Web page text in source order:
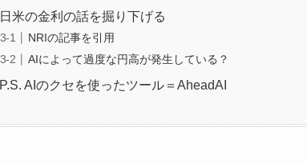
日米の金利の話を掘り下げる
NRIの記事を引用
AIによって過度な円高が発生している？
P.S. AIのクセを使ったツール＝AheadAI